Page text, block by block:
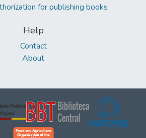
for publishing books
Help
Contact
About